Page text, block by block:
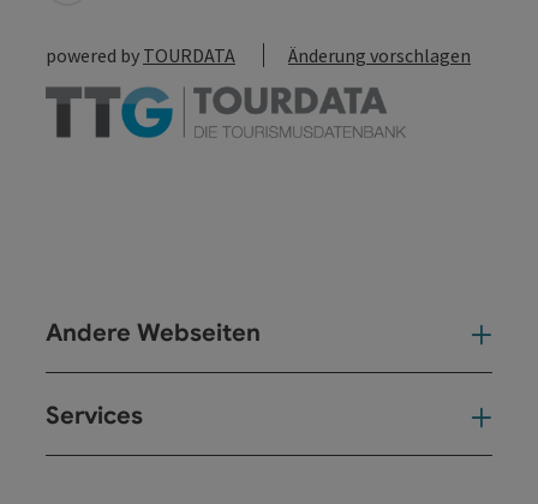
powered by TOURDATA Änderung vorschlagen
Andere Webseiten
Services